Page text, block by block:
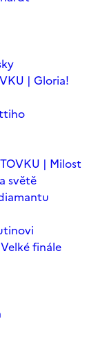
| Gloria!
| Milost
světě
finále